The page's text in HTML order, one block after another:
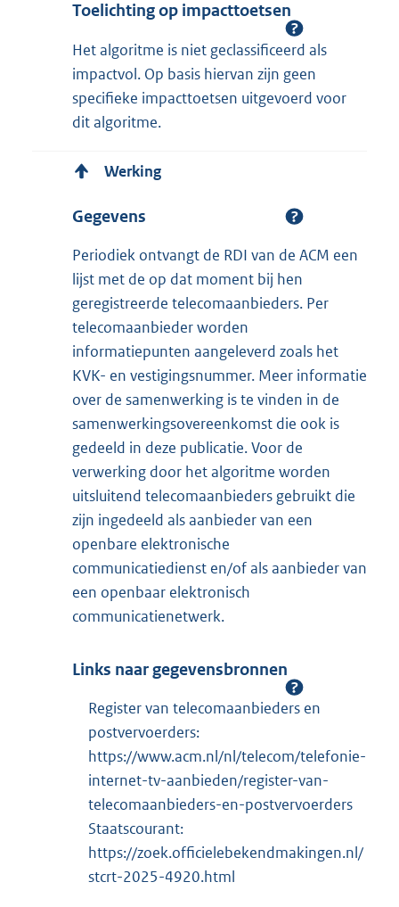
Toelichting op impacttoetsen
Het algoritme is niet geclassificeerd als
impactvol. Op basis hiervan zijn geen
specifieke impacttoetsen uitgevoerd voor
dit algoritme.
Werking
Gegevens
Periodiek ontvangt de RDI van de ACM een
lijst met de op dat moment bij hen
geregistreerde telecomaanbieders. Per
telecomaanbieder worden
informatiepunten aangeleverd zoals het
KVK- en vestigingsnummer. Meer informatie
over de samenwerking is te vinden in de
samenwerkingsovereenkomst die ook is
gedeeld in deze publicatie. Voor de
verwerking door het algoritme worden
uitsluitend telecomaanbieders gebruikt die
zijn ingedeeld als aanbieder van een
openbare elektronische
communicatiedienst en/of als aanbieder van
een openbaar elektronisch
communicatienetwerk.
Links naar gegevensbronnen
Register van telecomaanbieders en
postvervoerders:
https://www.acm.nl/nl/telecom/telefonie-
internet-tv-aanbieden/register-van-
telecomaanbieders-en-postvervoerders
Staatscourant:
https://zoek.officielebekendmakingen.nl/
stcrt-2025-4920.html